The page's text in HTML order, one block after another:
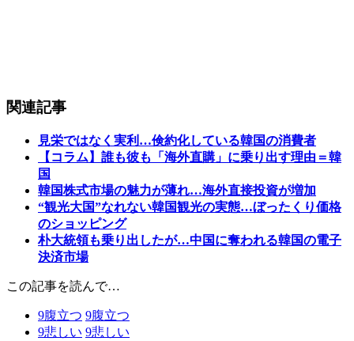
関連記事
見栄ではなく実利…倹約化している韓国の消費者
【コラム】誰も彼も「海外直購」に乗り出す理由＝韓
国
韓国株式市場の魅力が薄れ…海外直接投資が増加
“観光大国”なれない韓国観光の実態…ぼったくり価格
のショッピング
朴大統領も乗り出したが…中国に奪われる韓国の電子
決済市場
この記事を読んで…
9腹立つ 9腹立つ
9悲しい 9悲しい